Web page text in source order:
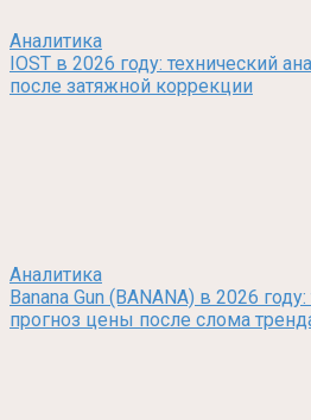
Аналитика
IOST в 2026 году: технический
после затяжной коррекции
Аналитика
Banana Gun (BANANA) в 2026
прогноз цены после слома